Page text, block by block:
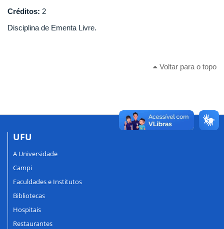
Créditos: 2
Disciplina de Ementa Livre.
Voltar para o topo
UFU
A Universidade
Campi
Faculdades e Institutos
Bibliotecas
Hospitais
Restaurantes